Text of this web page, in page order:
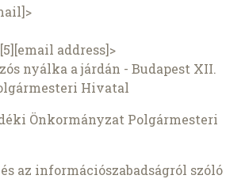
address]>
nyálka a járdán - Budapest XII.
Hivatal
Önkormányzat Polgármesteri
az információszabadságról szóló